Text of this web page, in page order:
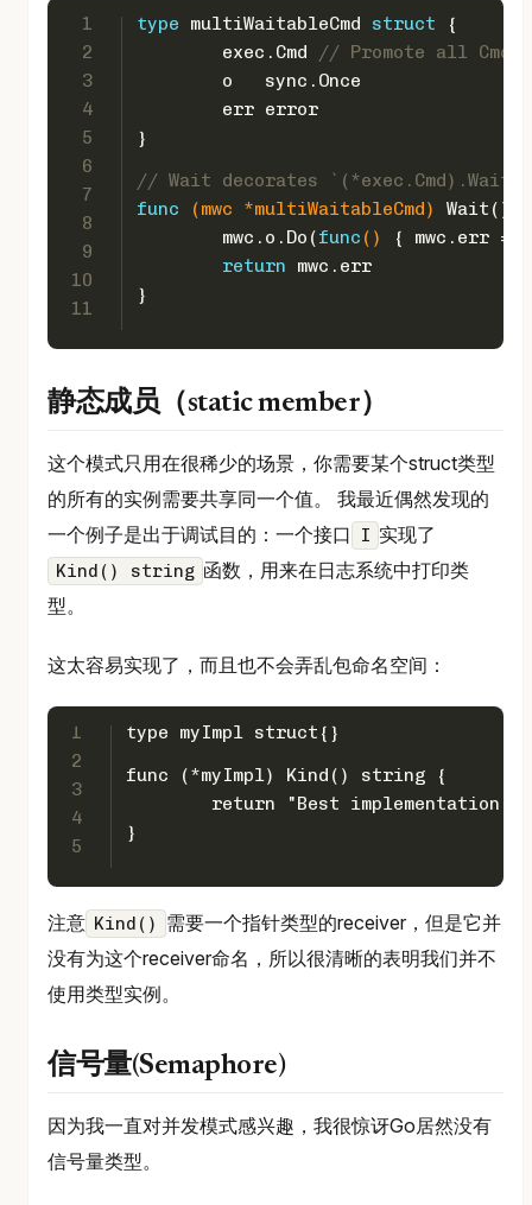
1
2
3
4
5
6
7
8
9
10
11
type multiWaitableCmd struct {
	exec.Cmd
// Promote all Cmd
	o   sync.Once
	err
error
}
// Wait decorates
func
(mwc *multiWaitableCmd) Wait()
	mwc.o.Do(
func ()
{ mwc.err =
return mwc.err
}
静态成员（static member）
这个模式只用在很稀少的场景，你需要某个struct类型
的所有的实例需要共享同一个值。 我最近偶然发现的
一个例子是出于调试目的：一个接口
I 实现了
Kind() string 函数，用来在日志系统中打印类
型。
这太容易实现了，而且也不会弄乱包命名空间：
1
2
3
4
5
type myImpl struct{}
func (*myImpl) Kind() string {
	return "Best implementation"
}
注意 Kind()
需要一个指针类型的receiver，但是它并
没有为这个receiver命名，所以很清晰的表明我们并不
使用类型实例。
信号量(Semaphore)
因为我一直对并发模式感兴趣，我很惊讶Go居然没有
信号量类型。